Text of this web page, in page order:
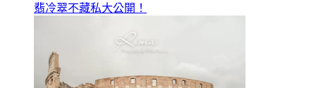
翡冷翠不藏私大公開！